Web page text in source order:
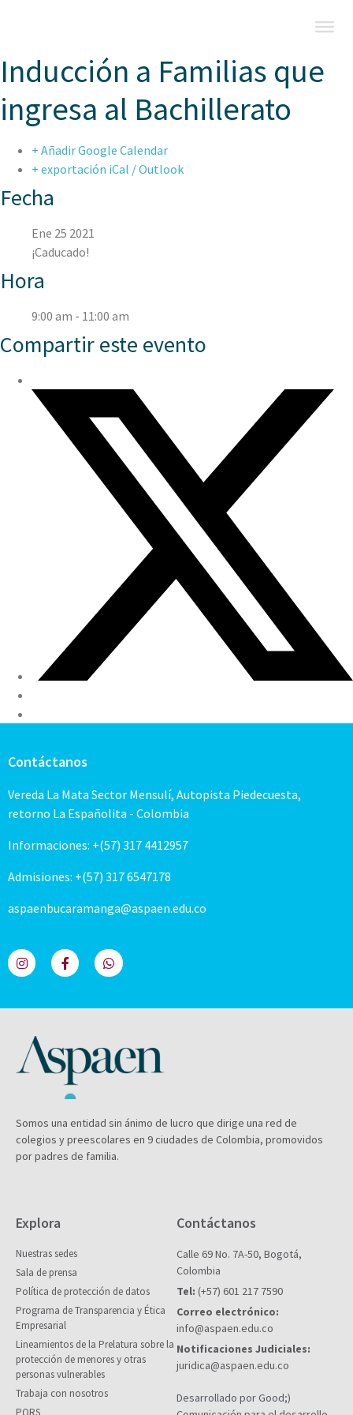
Inducción a Familias que
ingresa al Bachillerato
+ Añadir Google Calendar
+ exportación iCal / Outlook
Fecha
Ene 25 2021
¡Caducado!
Hora
9:00 am - 11:00 am
Compartir este evento
Contáctanos
Vereda La Mata Sector Mensulí, Autopista Piedecuesta,
retorno La Españolita - Colombia
Informaciones: +(57) 317 4412957
Admisiones: +(57) 317 6547178
aspaenbucaramanga@aspaen.edu.co
Somos una entidad sin ánimo de lucro que dirige una red de
colegios y preescolares en 9 ciudades de Colombia, promovidos
por padres de familia.
Explora
Nuestras sedes
Sala de prensa
Política de protección de datos
Programa de Transparencia y Ética
Empresarial
Lineamientos de la Prelatura sobre la
protección de menores y otras
personas vulnerables
Trabaja con nosotros
PQRS
Contáctanos
Calle 69 No. 7A-50, Bogotá,
Colombia
Tel: (+57) 601 217 7590
Correo electrónico:
info@aspaen.edu.co
Notificaciones Judiciales:
juridica@aspaen.edu.co
Desarrollado por Good;)